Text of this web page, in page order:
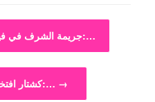
جريمة الشرف في فيري-شاتيون، فرنسا:…
کشتار افتخار در مشهد، ایران:… →